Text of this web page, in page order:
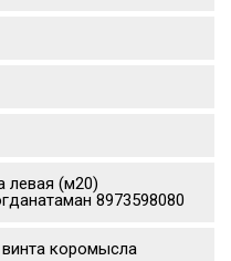
левая (м20)
8973598080
винта коромысла